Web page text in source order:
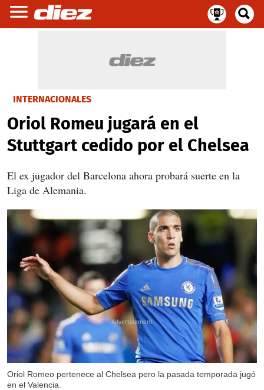
INTERNACIONALES
Oriol Romeu jugará en el
Stuttgart cedido por el Chelsea
El ex jugador del Barcelona ahora probará suerte en la
Liga de Alemania.
Oriol Romeo pertenece al Chelsea pero la pasada temporada jugó
en el Valencia.
X